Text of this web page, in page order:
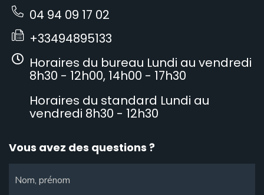
04 94 09 17 02
+33494895133
Horaires du bureau Lundi au vendredi
8h30 - 12h00, 14h00 - 17h30
Horaires du standard Lundi au
vendredi 8h30 - 12h30
Vous avez des questions ?
Nom, prénom